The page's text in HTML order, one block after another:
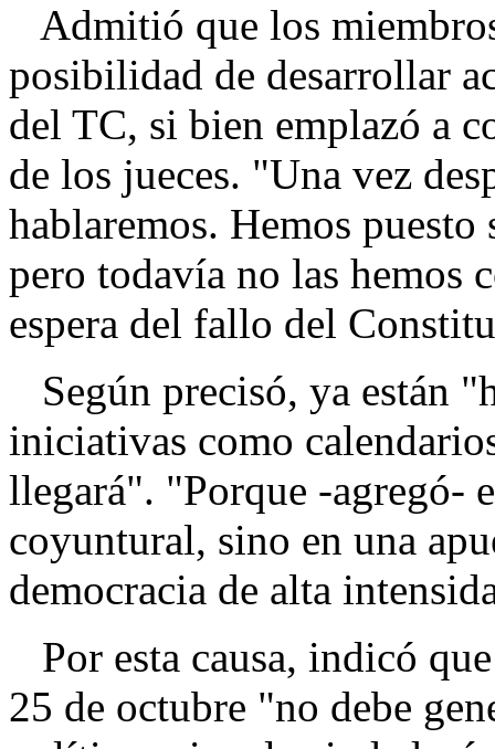
Admitió que los
posibilidad de desarrollar
del TC, si bien emplazó a
de los jueces. "Una vez
hablaremos. Hemos
pero todavía no las hemos
espera del fallo del
Según precisó, ya están
iniciativas como
llegará". "Porque -agregó-
coyuntural, sino en una
democracia de alta
Por esta causa, indicó
25 de octubre "no debe